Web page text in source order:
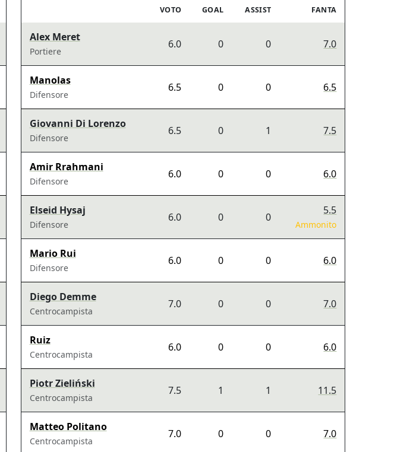
VOTO GOAL ASSIST FANTA
Alex Meret
Portiere
6.0 0 0 7.0
Manolas
Difensore
6.5 0 0 6.5
Giovanni Di Lorenzo
Difensore
6.5 0 1 7.5
Amir Rrahmani
Difensore
6.0 0 0 6.0
Elseid Hysaj
Difensore
6.0 0 0
5.5
Ammonito
Mario Rui
Difensore
6.0 0 0 6.0
Diego Demme
Centrocampista
7.0 0 0 7.0
Ruiz
Centrocampista
6.0 0 0 6.0
Piotr Zieliński
Centrocampista
7.5 1 1 11.5
Matteo Politano
Centrocampista
7.0 0 0 7.0